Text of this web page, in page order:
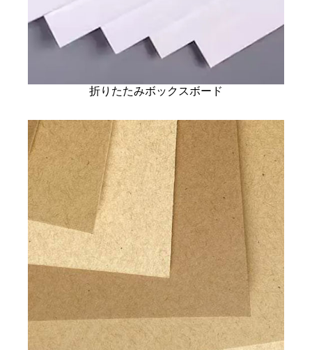
折りたたみボックスボード